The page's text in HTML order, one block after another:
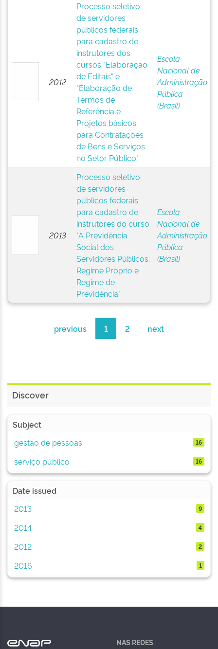
2012
Processo seletivo
de servidores
públicos federais
para cadastro de
instrutores dos
cursos "Elaboração
de Editais" e
"Elaboração de
Termos de
Referência e
Projetos básicos
para Contratações
de Bens e Serviços
no Setor Público"
Escola
Nacional de
Administração
Pública
(Brasil)
2013
Processo seletivo
de servidores
públicos federais
para cadastro de
instrutores do curso
"A Previdência
Social dos
Servidores Públicos:
Regime Próprio e
Regime de
Previdência"
Escola
Nacional de
Administração
Pública
(Brasil)
previous 1 2 next
Discover
Subject
gestão de pessoas
16
serviço público 16
Date issued
2013
9
2014 4
2012 2
2016 1
NAS REDES